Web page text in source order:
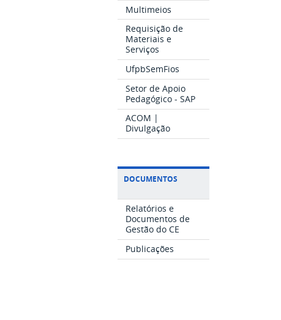
Multimeios
Requisição de
Materiais e
Serviços
UfpbSemFios
Setor de Apoio
Pedagógico - SAP
ACOM |
Divulgação
DOCUMENTOS
Relatórios e
Documentos de
Gestão do CE
Publicações